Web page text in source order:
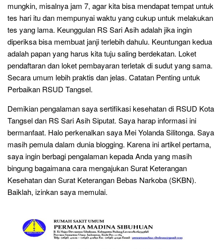
mungkin, misalnya jam 7, agar kita bisa mendapat tempat untuk
tes hari itu dan mempunyai waktu yang cukup untuk melakukan
tes yang lama. Keunggulan RS Sari Asih adalah jika ingin
diperiksa bisa membuat janji terlebih dahulu. Keuntungan kedua
adalah papan yang harus kita tuju saling berdekatan. Loket
pendaftaran dan loket pembayaran terletak di sudut yang sama.
Secara umum lebih praktis dan jelas. Catatan Penting untuk
Perbaikan RSUD Tangsel.
Demikian pengalaman saya sertifikasi kesehatan di RSUD Kota
Tangsel dan RS Sari Asih Siputat. Saya harap informasi ini
bermanfaat. Halo perkenalkan saya Mei Yolanda Silitonga. Saya
masih pemula dalam dunia blogging. Karena ini artikel pertama,
saya ingin berbagi pengalaman kepada Anda yang masih
bingung bagaimana cara mengajukan Surat Keterangan
Kesehatan dan Surat Keterangan Bebas Narkoba (SKBN).
Baiklah, izinkan saya memulai.